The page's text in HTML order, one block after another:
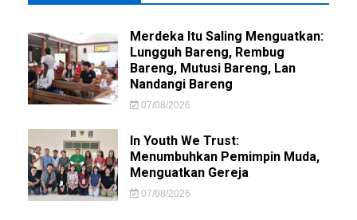
Merdeka Itu Saling Menguatkan:
Lungguh Bareng, Rembug
Bareng, Mutusi Bareng, Lan
Nandangi Bareng
07/08/2026
In Youth We Trust:
Menumbuhkan Pemimpin Muda,
Menguatkan Gereja
07/08/2026